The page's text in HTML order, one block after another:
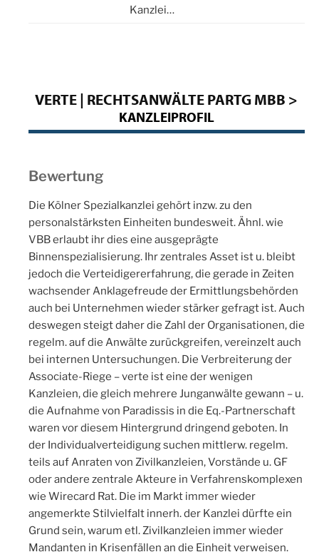
Kanzlei…
VERTE | RECHTSANWÄLTE PARTG MBB >
KANZLEIPROFIL
Bewertung
Die Kölner Spezialkanzlei gehört inzw. zu den
personalstärksten Einheiten bundesweit. Ähnl. wie
VBB erlaubt ihr dies eine ausgeprägte
Binnenspezialisierung. Ihr zentrales Asset ist u. bleibt
jedoch die Verteidigererfahrung, die gerade in Zeiten
wachsender Anklagefreude der Ermittlungsbehörden
auch bei Unternehmen wieder stärker gefragt ist. Auch
deswegen steigt daher die Zahl der Organisationen, die
regelm. auf die Anwälte zurückgreifen, vereinzelt auch
bei internen Untersuchungen. Die Verbreiterung der
Associate-Riege – verte ist eine der wenigen
Kanzleien, die gleich mehrere Junganwälte gewann – u.
die Aufnahme von Paradissis in die Eq.-Partnerschaft
waren vor diesem Hintergrund dringend geboten. In
der Individualverteidigung suchen mittlerw. regelm.
teils auf Anraten von Zivilkanzleien, Vorstände u. GF
oder andere zentrale Akteure in Verfahrenskomplexen
wie Wirecard Rat. Die im Markt immer wieder
angemerkte Stilvielfalt innerh. der Kanzlei dürfte ein
Grund sein, warum etl. Zivilkanzleien immer wieder
Mandanten in Krisenfällen an die Einheit verweisen.